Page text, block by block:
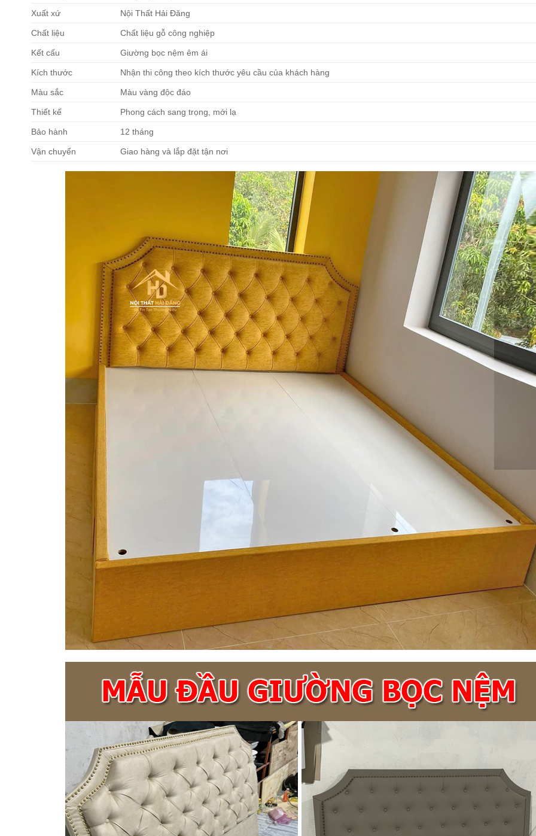
Xuất xứ Nội Thất Hải Đăng
Chất liệu Chất liệu gỗ công nghiệp
Kết cấu Giường bọc nệm êm ái
Kích thước Nhận thi công theo kích thước yêu cầu của khách hàng
Màu sắc Màu vàng độc đáo
Thiết kế Phong cách sang trọng, mới lạ
Bảo hành 12 tháng
Vận chuyển Giao hàng và lắp đặt tận nơi